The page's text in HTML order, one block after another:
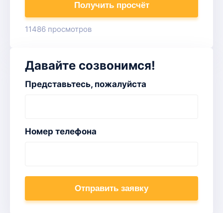
Получить просчёт
11486 просмотров
Давайте созвонимся!
Представьтесь, пожалуйста
Номер телефона
Отправить заявку